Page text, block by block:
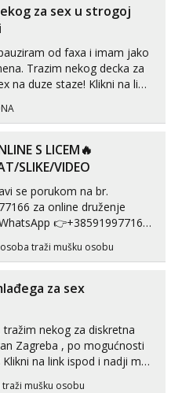
još nisi vidio. Uvijek sam
ONLOINE zabavu...
za sex u strogoj
od faxa i imam jako
Trazim nekog decka za
staze! Klikni na link
S LICEM🔥
SLIKE/VIDEO
za online druženje
Radim
s licem, solo i s partnerom,
halteri, haljine, štikle,
itd. Nudim svakakva videa
traži mušku osobu
za sex
tražim nekog za diskretna
Zagreba , po mogućnosti
mušku osobu